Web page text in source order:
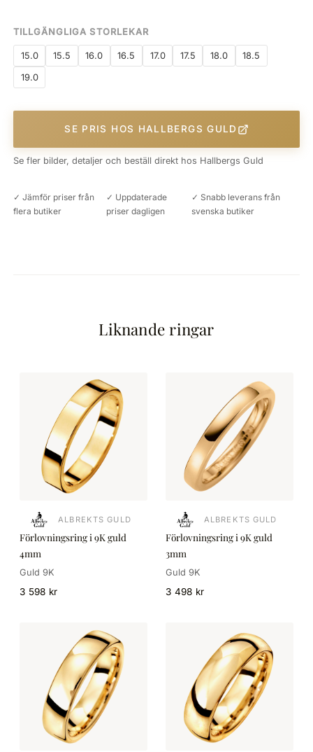
TILLGÄNGLIGA STORLEKAR
15.0 15.5 16.0 16.5 17.0 17.5 18.0 18.5
19.0
SE PRIS HOS HALLBERGS GULD
Se fler bilder, detaljer och beställ direkt hos Hallbergs Guld
✓ Jämför priser från
flera butiker
✓ Uppdaterade
priser dagligen
✓ Snabb leverans från
svenska butiker
Liknande ringar
ALBREKTS GULD
Förlovningsring i 9K guld
4mm
Guld 9K
3 598 kr
ALBREKTS GULD
Förlovningsring i 9K guld
3mm
Guld 9K
3 498 kr